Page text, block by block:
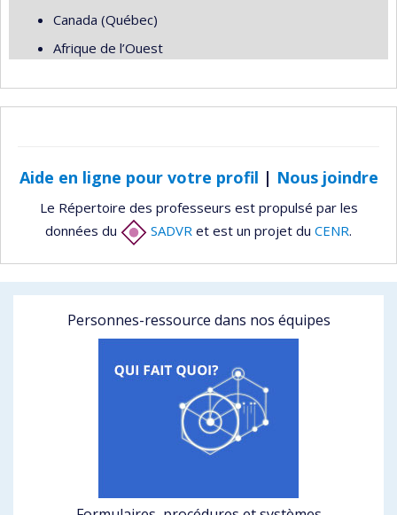
Canada (Québec)
Afrique de l’Ouest
Aide en ligne pour votre profil | Nous joindre
Le Répertoire des professeurs est propulsé par les
données du
SADVR et est un projet du CENR.
Personnes-ressource dans nos équipes